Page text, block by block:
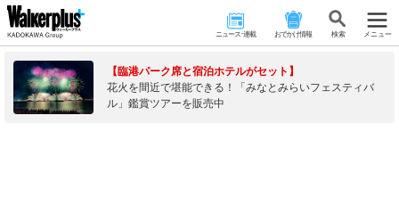
ニュース･連載 おでかけ情報 検 索 メニュー
【臨港パーク席と宿泊ホテルがセット】
花火を間近で堪能できる！「みなとみらいフェスティバ
ル」鑑賞ツアーを販売中